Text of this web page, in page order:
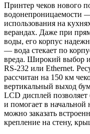
Принтер чеков нового
водонепроницаемости
использования на
верандах. Даже при
воды, его корпус
— вода стекает по
вреда. Широкий выбор
RS-232 или Ethernet.
рассчитан на 150 км
вертикальный выход
LCD дисплей
и помогает в
можно заказать
крепление на стену,